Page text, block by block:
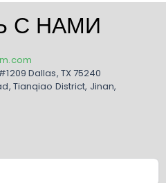
С НАМИ
Dallas, TX 75240
Tianqiao District, Jinan,